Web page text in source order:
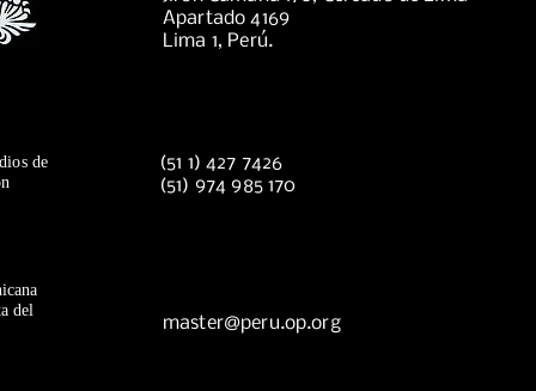
Apartado 4169
Lima 1, Perú.
de
(51 1) 427 7426
(51) 974 985 170
del
master@peru.op.org